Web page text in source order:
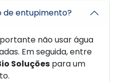
de entupimento?
não usar água
Em seguida, entre
Soluções para um